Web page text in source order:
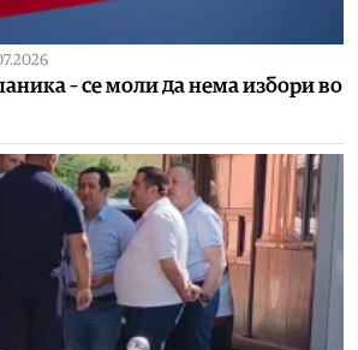
– се моли да нема избори во